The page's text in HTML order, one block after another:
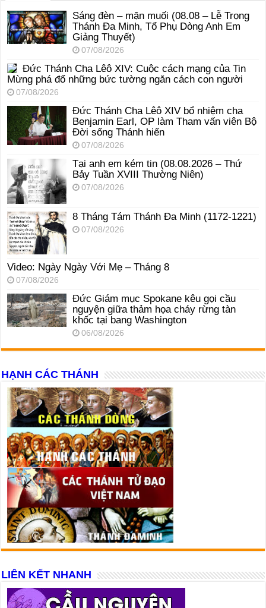
Sáng đèn – mặn muối (08.08 – Lễ Trọng
Thánh Đa Minh, Tổ Phụ Dòng Anh Em
Giảng Thuyết)
07/08/2026
Đức Thánh Cha Lêô XIV: Cuộc cách mạng của Tin
Mừng phá đổ những bức tường ngăn cách con người
07/08/2026
Đức Thánh Cha Lêô XIV bổ nhiệm cha
Benjamin Earl, OP làm Tham vấn viên Bộ
Đời sống Thánh hiến
07/08/2026
Tại anh em kém tin (08.08.2026 – Thứ
Bảy Tuần XVIII Thường Niên)
07/08/2026
8 Tháng Tám Thánh Ða Minh (1172-1221)
07/08/2026
Video: Ngày Ngày Với Mẹ – Tháng 8
07/08/2026
Đức Giám mục Spokane kêu gọi cầu
nguyện giữa thảm họa cháy rừng tàn
khốc tại bang Washington
06/08/2026
HẠNH CÁC THÁNH
LIÊN KẾT NHANH